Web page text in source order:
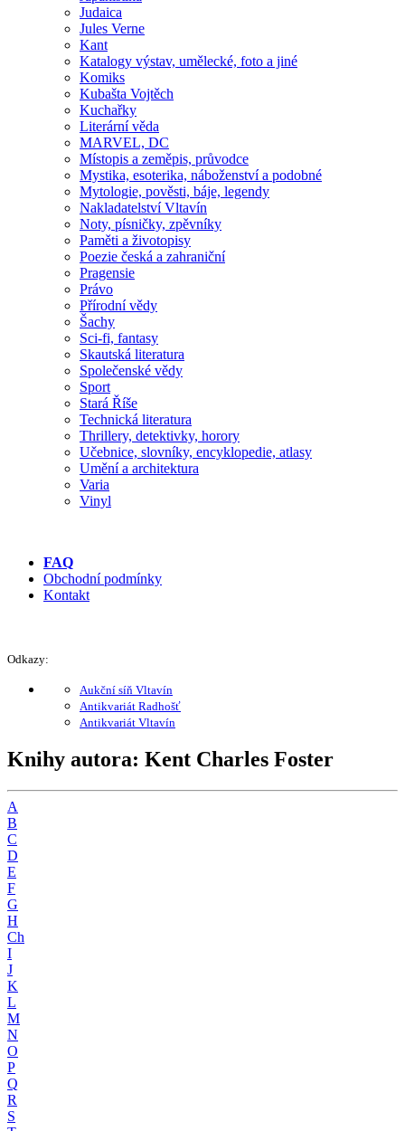
Judaica
Jules Verne
Kant
Katalogy výstav, umělecké, foto a jiné
Komiks
Kubašta Vojtěch
Kuchařky
Literární věda
MARVEL, DC
Místopis a zeměpis, průvodce
Mystika, esoterika, náboženství a podobné
Mytologie, pověsti, báje, legendy
Nakladatelství Vltavín
Noty, písničky, zpěvníky
Paměti a životopisy
Poezie česká a zahraniční
Pragensie
Právo
Přírodní vědy
Šachy
Sci-fi, fantasy
Skautská literatura
Společenské vědy
Sport
Stará Říše
Technická literatura
Thrillery, detektivky, horory
Učebnice, slovníky, encyklopedie, atlasy
Umění a architektura
Varia
Vinyl
FAQ
Obchodní podmínky
Kontakt
Odkazy:
Aukční síň Vltavín
Antikvariát Radhošť
Antikvariát Vltavín
Knihy autora: Kent Charles Foster
A
B
C
D
E
F
G
H
Ch
I
J
K
L
M
N
O
P
Q
R
S